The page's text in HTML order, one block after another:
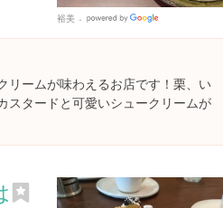
裕美
Places
リームが味わえるお店です！栗、い
スタードと可愛いシュークリームが